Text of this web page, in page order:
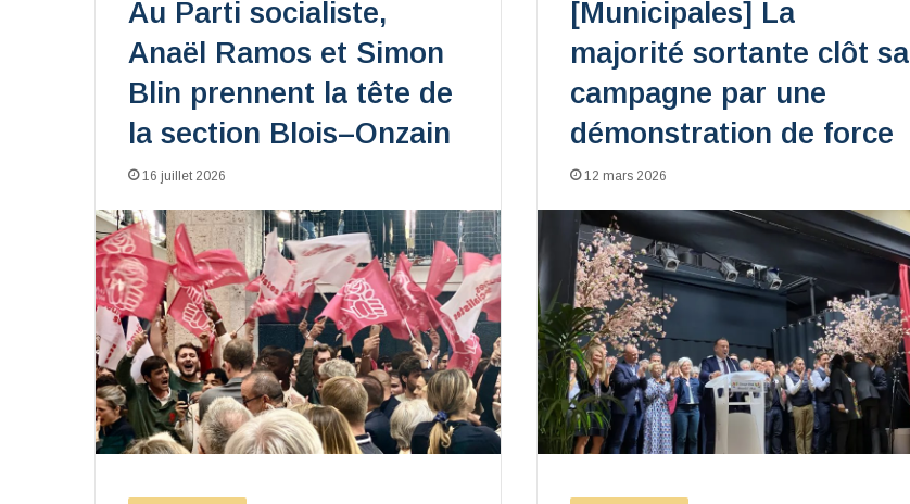
Au Parti socialiste,
Anaël Ramos et Simon
Blin prennent la tête de
la section Blois–Onzain
16 juillet 2026
[Municipales] La
majorité sortante clôt sa
campagne par une
démonstration de force
12 mars 2026